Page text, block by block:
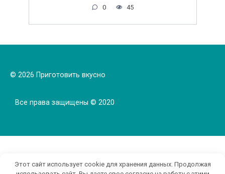
0 45
© 2026 Приготовить вкусно
Все права защищены © 2020
Этот сайт использует cookie для хранения данных. Продолжая